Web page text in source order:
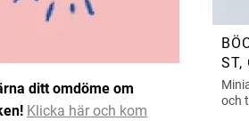
ST,
och
ditt omdöme om
Klicka här och kom